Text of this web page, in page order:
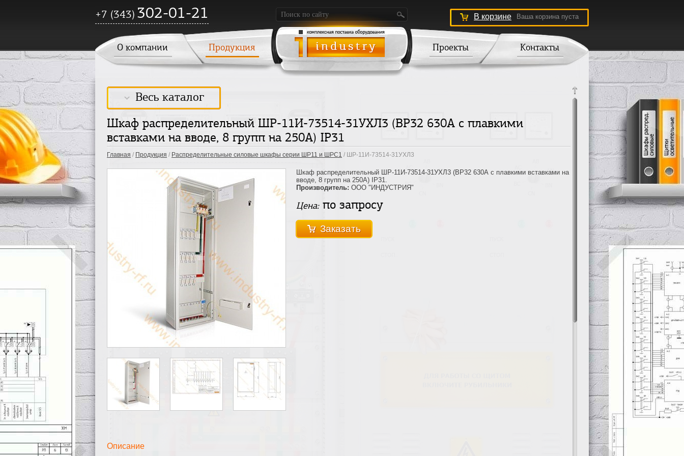
+7 (343) 302-01-21 В корзине Ваша корзина пуста
О компании Контакты
Продукция Проекты
Весь каталог
Шкаф распределительный ШР-11И-73514-31УХЛ3 (ВР32 630А с плавкими
вставками на вводе, 8 групп на 250А) IP31
Главная / Продукция / Распределительные силовые шкафы серии ШР11 и ШРС1 / ШР-11И-73514-31УХЛ3
Шкаф распределительный ШР-11И-73514-31УХЛ3 (ВР32 630А с плавкими вставками на
вводе, 8 групп на 250А) IP31.
Производитель: ООО "ИНДУСТРИЯ"
Цена: по запросу
Заказать
Описание